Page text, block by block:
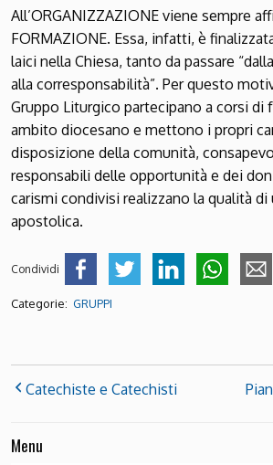
All’ORGANIZZAZIONE viene sempre
FORMAZIONE. Essa, infatti, è
laici nella Chiesa, tanto da passare
alla corresponsabilità”. Per questo
Gruppo Liturgico partecipano a corsi di
ambito diocesano e mettono i propri
disposizione della comunità,
responsabili delle opportunità e dei
carismi condivisi realizzano la qualità di
apostolica.
Condividi
Categorie: GRUPPI
Catechiste e Catechisti
Menu